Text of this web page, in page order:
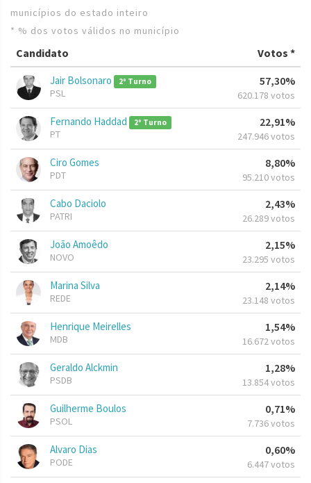
municípios do estado inteiro
* % dos votos válidos no município
Candidato Votos *
Jair Bolsonaro 2º Turno
PSL
57,30%
620.178 votos
Fernando Haddad 2º Turno
PT
22,91%
247.946 votos
Ciro Gomes
PDT
8,80%
95.210 votos
Cabo Daciolo
PATRI
2,43%
26.289 votos
João Amoêdo
NOVO
2,15%
23.295 votos
Marina Silva
REDE
2,14%
23.148 votos
Henrique Meirelles
MDB
1,54%
16.672 votos
Geraldo Alckmin
PSDB
1,28%
13.854 votos
Guilherme Boulos
PSOL
0,71%
7.736 votos
Alvaro Dias
PODE
0,60%
6.447 votos